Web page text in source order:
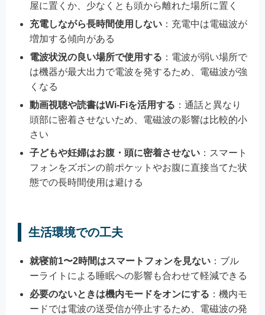
屋に置くか、少なくとも頭から離れた場所に置く
充電しながら長時間使用しない ：充電中は電磁波が
増加する傾向がある
電波状況の良い場所で使用する ：電波が弱い場所で
は機器が最大出力で電波を発するため、電磁波が強
くなる
動画視聴や読書はWi-Fiを活用する ：通話と異なり
頭部に密着させないため、電磁波の影響は比較的小
さい
子どもや妊婦はお腹・頭に密着させない ：スマート
フォンをズボンの前ポケットやお腹に直接当てた状
態での長時間使用は避ける
生活環境での工夫
就寝前1〜2時間はスマートフォンを見ない ：ブル
ーライトによる睡眠への影響も合わせて軽減できる
必要のないときは機内モードをオンにする ：機内モ
ードでは電波の送受信が停止するため、電磁波の発